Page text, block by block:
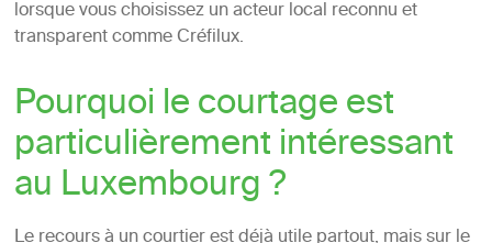
lorsque vous choisissez un acteur local reconnu et
transparent comme Créfilux.
Pourquoi le courtage est
particulièrement intéressant
au Luxembourg ?